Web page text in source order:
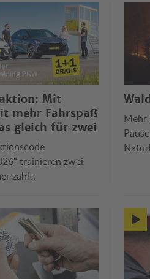
Mit
mehr Fahrspaß
gleich für zwei
trainieren zwei
zahlt.
Mehr